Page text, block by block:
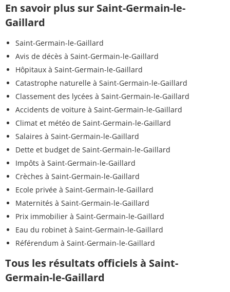
En savoir plus sur Saint-Germain-le-
Gaillard
Saint-Germain-le-Gaillard
Avis de décès à Saint-Germain-le-Gaillard
Hôpitaux à Saint-Germain-le-Gaillard
Catastrophe naturelle à Saint-Germain-le-Gaillard
Classement des lycées à Saint-Germain-le-Gaillard
Accidents de voiture à Saint-Germain-le-Gaillard
Climat et météo de Saint-Germain-le-Gaillard
Salaires à Saint-Germain-le-Gaillard
Dette et budget de Saint-Germain-le-Gaillard
Impôts à Saint-Germain-le-Gaillard
Crèches à Saint-Germain-le-Gaillard
Ecole privée à Saint-Germain-le-Gaillard
Maternités à Saint-Germain-le-Gaillard
Prix immobilier à Saint-Germain-le-Gaillard
Eau du robinet à Saint-Germain-le-Gaillard
Référendum à Saint-Germain-le-Gaillard
Tous les résultats officiels à Saint-
Germain-le-Gaillard